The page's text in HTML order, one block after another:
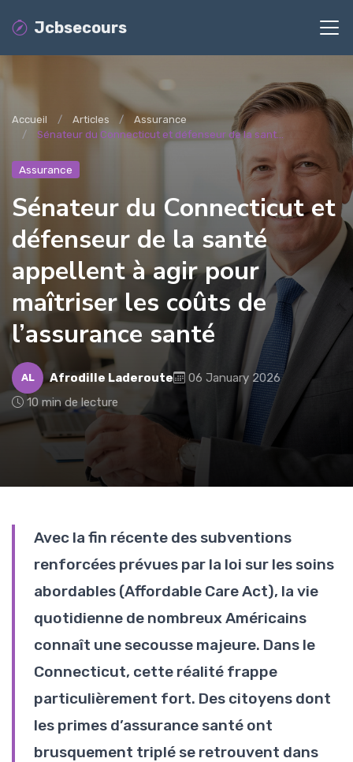
Jcbsecours
Accueil Articles
Assurance
Sénateur du Connecticut et défenseur de la sant...
Assurance
Sénateur du Connecticut et
défenseur de la santé
appellent à agir pour
maîtriser les coûts de
l’assurance santé
AL Afrodille Laderoute
06 January 2026
10 min de lecture
Avec la fin récente des subventions
renforcées prévues par la loi sur les soins
abordables (Affordable Care Act), la vie
quotidienne de nombreux Américains
connaît une secousse majeure. Dans le
Connecticut, cette réalité frappe
particulièrement fort. Des citoyens dont
les primes d’assurance santé ont
brusquement triplé se retrouvent dans